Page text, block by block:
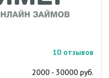
10 отзывов
2000 - 30000 руб.